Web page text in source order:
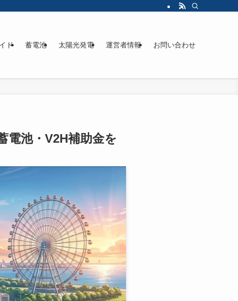
ド 蓄電池 太陽光発電 運営者情報 お問い合わせ
電池・V2H補助金を